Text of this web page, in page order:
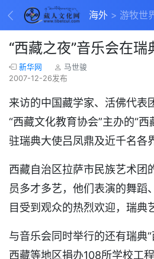
海外 游牧世
“西藏之夜”音乐会在瑞
新华网
马世骏
2007-12-26发布
来访的中国藏学家、活佛代表
“西藏文化教育协会”主办的“西
驻瑞典大使吕凤鼎及近千名各
西藏自治区拉萨市民族艺术团
员多才多艺，他们表演的舞蹈
目受到观众的热烈欢迎，瑞典
与音乐会同时举行的还有瑞典
西藏等地区捐办108所学校工